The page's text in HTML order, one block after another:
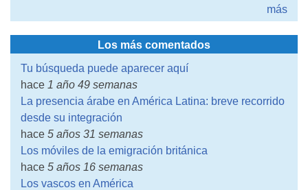
más
Los más comentados
Tu búsqueda puede aparecer aquí
hace 1 año 49 semanas
La presencia árabe en América Latina: breve recorrido
desde su integración
hace 5 años 31 semanas
Los móviles de la emigración británica
hace 5 años 16 semanas
Los vascos en América